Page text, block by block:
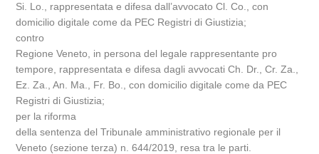
Si. Lo., rappresentata e difesa dall’avvocato Cl. Co., con
domicilio digitale come da PEC Registri di Giustizia;
contro
Regione Veneto, in persona del legale rappresentante pro
tempore, rappresentata e difesa dagli avvocati Ch. Dr., Cr. Za.,
Ez. Za., An. Ma., Fr. Bo., con domicilio digitale come da PEC
Registri di Giustizia;
per la riforma
della sentenza del Tribunale amministrativo regionale per il
Veneto (sezione terza) n. 644/2019, resa tra le parti.